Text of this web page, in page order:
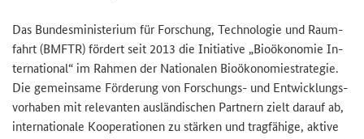
Das Bun­des­mi­nis­te­ri­um für For­schung, Tech­no­lo­gie und Raum­
fahrt (BMFTR) för­dert seit 2013 die In­itia­ti­ve „Bio­öko­no­mie In­
ter­na­tio­nal“ im Rah­men der Na­tio­na­len Bio­öko­no­mie­stra­te­gie.
Die ge­mein­sa­me För­de­rung von Forschungs-​ und Ent­wick­lungs­
vor­ha­ben mit re­le­van­ten aus­län­di­schen Part­nern zielt dar­auf ab,
in­ter­na­tio­na­le Ko­ope­ra­tio­nen zu stär­ken und trag­fä­hi­ge, ak­ti­ve